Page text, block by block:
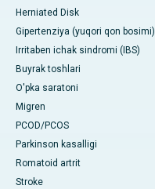
Herniated Disk
Gipertenziya (yuqori qon bosimi)
Irritaben ichak sindromi (IBS)
Buyrak toshlari
O'pka saratoni
Migren
PCOD/PCOS
Parkinson kasalligi
Romatoid artrit
Stroke